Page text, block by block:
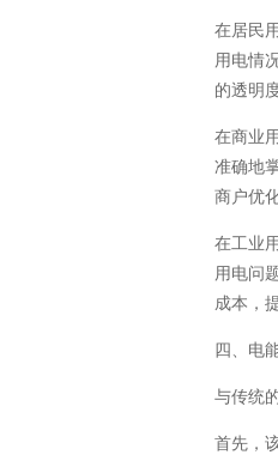
在居民
用电情
的透明
在商业
准确地
商户优
在工业
用电问
成本，
四、电
与传统
首先，